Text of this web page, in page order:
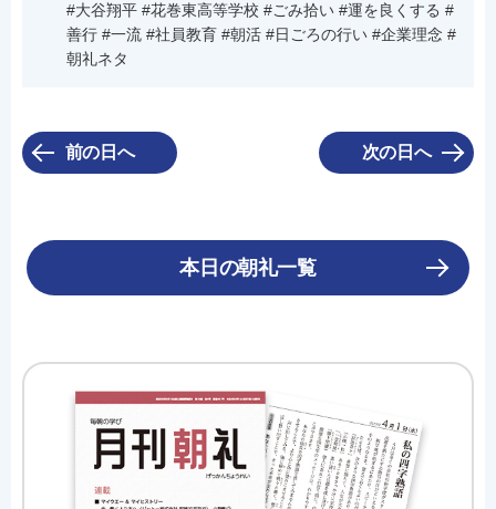
#大谷翔平 #花巻東高等学校 #ごみ拾い #運を良くする #
善行 #一流 #社員教育 #朝活 #日ごろの行い #企業理念 #
朝礼ネタ
前の日へ 次の日へ
本日の朝礼一覧